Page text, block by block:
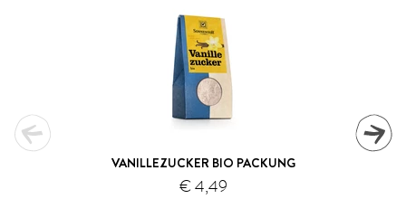
VANILLEZUCKER BIO PACKUNG
€ 4,49